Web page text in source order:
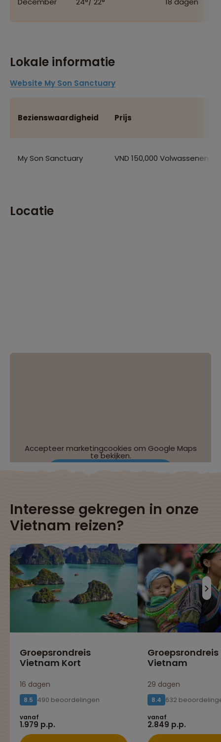
Lokale informatie
Website My Son Sanctuary
Bezienswaardigheid Prijs
My Son Sanctuary VND 150,000 Volwassenen
Locatie
Accepteer marketingcookies om Google Maps
te bekijken.
Interesse gekregen in onze
Vietnam reizen?
Groepsrondreis
Vietnam Kort
16 dagen
8.5 490 beoordelingen
vanaf
1.979 p.p.
Groepsrondreis
Vietnam
29 dagen
8.4 632
vanaf
2.849 p.p.